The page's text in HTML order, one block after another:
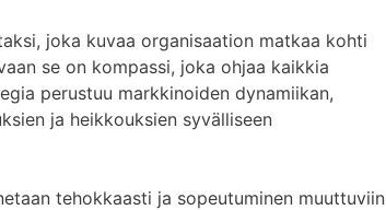
joka kuvaa organisaation matkaa kohti
se on kompassi, joka ohjaa kaikkia
perustuu markkinoiden dynamiikan,
ja heikkouksien syvälliseen
tehokkaasti ja sopeutuminen muuttuviin